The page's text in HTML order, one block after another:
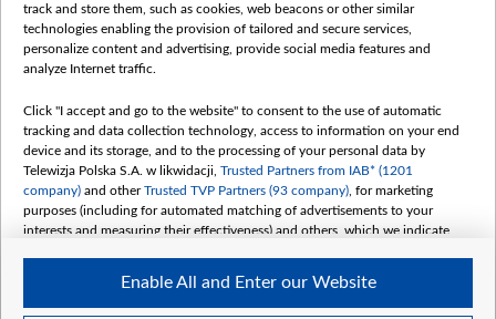
Белсат news
Белсат Shorts
Жэстачайшы мульт
Belsat English
Biełsat PL
Белсат Now
Белсат History
Белсат Music
Белсат Doc
track and store them, such as cookies, web beacons or other similar
technologies enabling the provision of tailored and secure services,
personalize content and advertising, provide social media features and
analyze Internet traffic.
Click "I accept and go to the website" to consent to the use of automatic
tracking and data collection technology, access to information on your end
device and its storage, and to the processing of your personal data by
Telewizja Polska S.A. w likwidacji, Trusted Partners from IAB* (1201
company) and otherTrusted TVP Partners (93 company) , for marketing
purposes (including for automated matching of advertisements to your
interests and measuring their effectiveness) and others, which we indicate
The purposes of processing your data by TVP S.A. w likwidacji are as
follows:
Enable All and Enter our Website